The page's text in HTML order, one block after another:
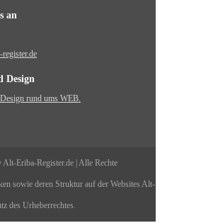
an
Design
Eriba-Register.de | Alle Rechte
sowie deren Struktur auf der Websites Alt-
des Urheberrechtes.